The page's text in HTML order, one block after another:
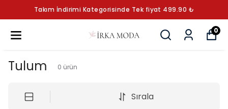
Takım İndirimi Kategorisinde Tek fiyat 499.90 ₺
0
Tulum 0 ürün
Sırala